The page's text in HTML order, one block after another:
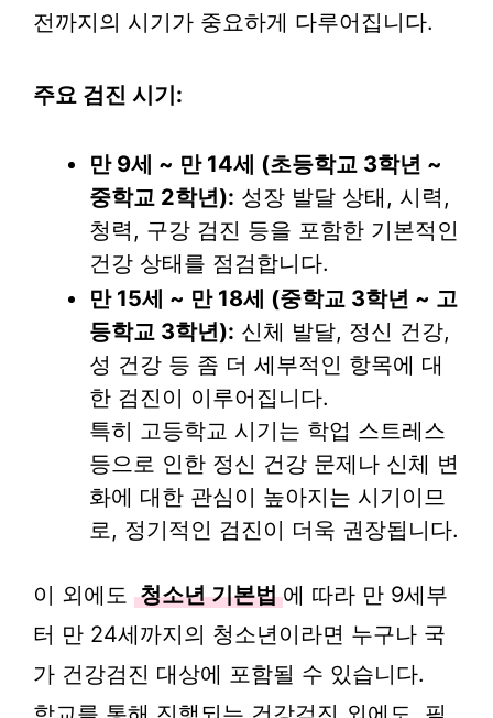
전까지의 시기가 중요하게 다루어집니다.
주요 검진 시기:
만 9세 ~ 만 14세 (초등학교 3학년 ~
중학교 2학년): 성장 발달 상태, 시력,
청력, 구강 검진 등을 포함한 기본적인
건강 상태를 점검합니다.
만 15세 ~ 만 18세 (중학교 3학년 ~ 고
등학교 3학년): 신체 발달, 정신 건강,
성 건강 등 좀 더 세부적인 항목에 대
한 검진이 이루어집니다.
특히 고등학교 시기는 학업 스트레스
등으로 인한 정신 건강 문제나 신체 변
화에 대한 관심이 높아지는 시기이므
로, 정기적인 검진이 더욱 권장됩니다.
이 외에도 청소년 기본법 에 따라 만 9세부
터 만 24세까지의 청소년이라면 누구나 국
가 건강검진 대상에 포함될 수 있습니다.